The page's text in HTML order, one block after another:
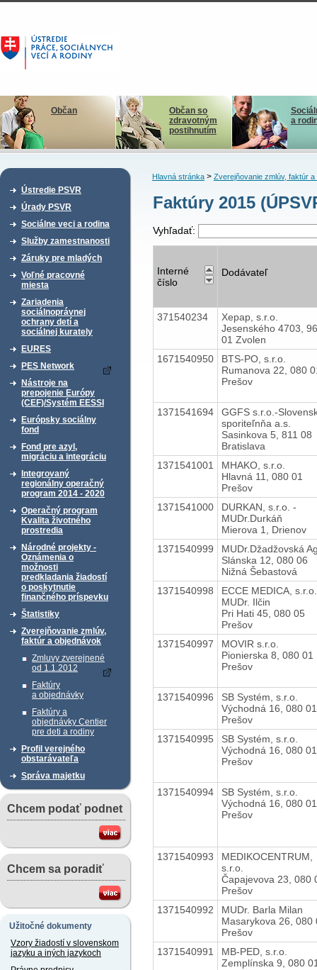
Občan
Občan so
zdravotným
postihnutím
a
Ústredie PSVR
Úrady PSVR
Sociálne veci a rodina
Služby zamestnanosti
Záruky pre mladých
Voľné pracovné
miesta
Zariadenia
sociálnoprávnej
ochrany detí a
sociálnej kurately
EURES
PES Network
Nástroje na
prepojenie Európy
(CEF)/Systém EESSI
Európsky sociálny
fond
Fond pre azyl,
migráciu a integráciu
Integrovaný
regionálny operačný
program 2014 - 2020
Operačný program
Kvalita životného
prostredia
Národné projekty -
Oznámenia o
možnosti
predkladania žiadostí
o poskytnutie
finančného príspevku
Štatistiky
Zverejňovanie zmlúv,
faktúr a objednávok
Zmluvy zverejnené
od 1.1.2012
Faktúry
a objednávky
Faktúry a
objednávky Centier
pre deti a rodiny
Profil verejného
obstarávateľa
Správa majetku
Chcem podať podnet
Chcem sa poradiť
Užitočné dokumenty
Vzory žiadostí v slovenskom
jazyku a iných jazykoch
Hlavná stránka> Zverejňovanie zmlúv, faktúr a
Faktúry 2015
Vyhľadať:
Interné
číslo
Dodávateľ
371540234
Xepap, s.r.o.
Jesenského 4703,
01 Zvolen
1671540950
BTS-PO, s.r.o.
Rumanova 22, 080
Prešov
1371541694
GGFS s.r.o.-
sporiteľnňa a.s.
Sasinkova 5, 811 08
Bratislava
1371541001
MHAKO, s.r.o.
Hlavná 11, 080 01
Prešov
1371541000
DURKAN, s.r.o. -
MUDr.Durkáň
Mierova 1, Drienov
1371540999
MUDr.Džadžovská
Slánska 12, 080 06
Nižná Šebastová
1371540998
ECCE MEDICA,
MUDr. Ilčin
Pri Hati 45, 080 05
Prešov
1371540997
MOVIR s.r.o.
Pionierska 8, 080 01
Prešov
1371540996
SB Systém, s.r.o.
Východná 16, 080 01
Prešov
1371540995
SB Systém, s.r.o.
Východná 16, 080 01
Prešov
1371540994
SB Systém, s.r.o.
Východná 16, 080 01
Prešov
1371540993
MEDIKOCENTRUM,
s.r.o.
Čapajevova 23, 080
Prešov
1371540992
MUDr. Barla Milan
Masarykova 26, 080
Prešov
1371540991
MB-PED, s.r.o.
Zemplínska 9, 080